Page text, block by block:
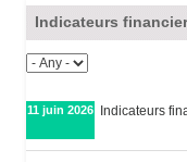
Indicateurs
11 juin 2026 Indicateurs